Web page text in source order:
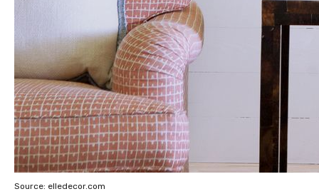
Source: elledecor.com